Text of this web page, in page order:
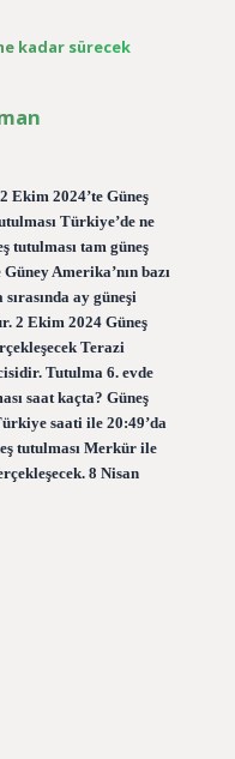
kadar sürecek
Ekim 2024’te Güneş
Türkiye’de ne
tutulması tam güneş
Amerika’nın bazı
ay güneşi
2 Ekim 2024 Güneş
Terazi
Tutulma 6. evde
saat kaçta? Güneş
saati ile 20:49’da
tutulması Merkür ile
8 Nisan